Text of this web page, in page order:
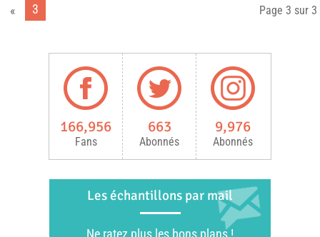
Page 3 sur 3
« 3
166,956
Fans
663
Abonnés
9,976
Abonnés
Les échantillons par mail